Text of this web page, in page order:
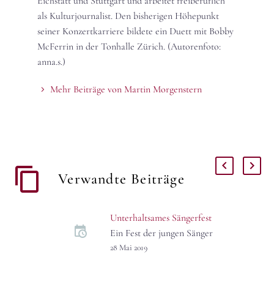
als Kulturjournalist. Den bisherigen Höhepunkt
seiner Konzertkarriere bildete ein Duett mit Bobby
McFerrin in der Tonhalle Zürich. (Autorenfoto:
anna.s.)
Mehr Beiträge von Martin Morgenstern
Verwandte Beiträge
Unterhaltsames Sängerfest
Ein Fest der jungen Sänger
– Barbara Hannigan
28 Mai 2019